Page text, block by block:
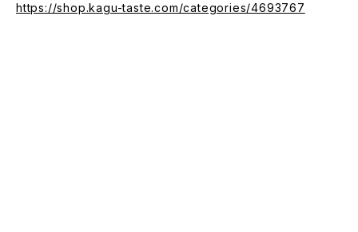
https://shop.kagu-taste.com/categories/4693767